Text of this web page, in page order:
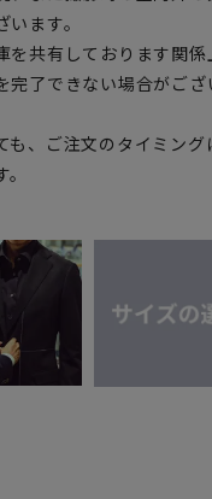
ます。
共有しております関係
完了できない場合がご
、ご注文のタイミング